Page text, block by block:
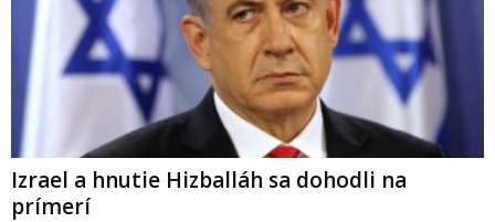
Izrael a hnutie Hizballáh sa dohodli na
prímerí